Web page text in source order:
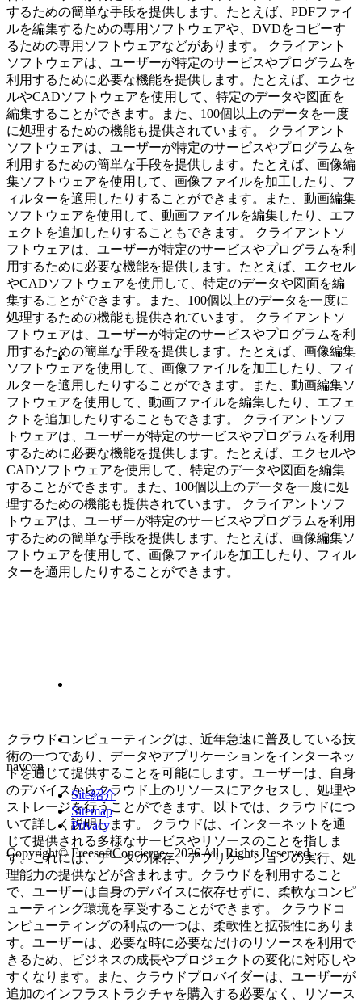
するための簡単な手段を提供します。たとえば、PDFファイ
ルを編集するための専用ソフトウェアや、DVDをコピーす
るための専用ソフトウェアなどがあります。 クライアント
ソフトウェアは、ユーザーが特定のサービスやプログラムを
利用するために必要な機能を提供します。たとえば、エクセ
ルやCADソフトウェアを使用して、特定のデータや図面を
編集することができます。また、100個以上のデータを一度
に処理するための機能も提供されています。 クライアント
ソフトウェアは、ユーザーが特定のサービスやプログラムを
利用するための簡単な手段を提供します。たとえば、画像編
集ソフトウェアを使用して、画像ファイルを加工したり、フ
ィルターを適用したりすることができます。また、動画編集
ソフトウェアを使用して、動画ファイルを編集したり、エフ
ェクトを追加したりすることもできます。 クライアントソ
フトウェアは、ユーザーが特定のサービスやプログラムを利
用するために必要な機能を提供します。たとえば、エクセル
やCADソフトウェアを使用して、特定のデータや図面を編
集することができます。また、100個以上のデータを一度に
処理するための機能も提供されています。 クライアントソ
フトウェアは、ユーザーが特定のサービスやプログラムを利
用するための簡単な手段を提供します。たとえば、画像編集
ソフトウェアを使用して、画像ファイルを加工したり、フィ
ルターを適用したりすることができます。また、動画編集ソ
フトウェアを使用して、動画ファイルを編集したり、エフェ
クトを追加したりすることもできます。 クライアントソフ
トウェアは、ユーザーが特定のサービスやプログラムを利用
するために必要な機能を提供します。たとえば、エクセルや
CADソフトウェアを使用して、特定のデータや図面を編集
することができます。また、100個以上のデータを一度に処
理するための機能も提供されています。 クライアントソフ
トウェアは、ユーザーが特定のサービスやプログラムを利用
するための簡単な手段を提供します。たとえば、画像編集ソ
フトウェアを使用して、画像ファイルを加工したり、フィル
ターを適用したりすることができます。
クラウドコンピューティングは、近年急速に普及している技
術の一つであり、データやアプリケーションをインターネッ
トを通じて提供することを可能にします。ユーザーは、自身
のデバイスからクラウド上のリソースにアクセスし、処理や
ストレージを行うことができます。以下では、クラウドにつ
いて詳しく説明します。 クラウドは、インターネットを通
じて提供される多様なサービスやリソースのことを指しま
す。これには、データの保存、アプリケーションの実行、処
理能力の提供などが含まれます。クラウドを利用すること
で、ユーザーは自身のデバイスに依存せずに、柔軟なコンピ
ューティング環境を享受することができます。 クラウドコ
ンピューティングの利点の一つは、柔軟性と拡張性にありま
す。ユーザーは、必要な時に必要なだけのリソースを利用で
きるため、ビジネスの成長やプロジェクトの変化に対応しや
すくなります。また、クラウドプロバイダーは、ユーザーが
追加のインフラストラクチャを購入する必要なく、リソース
navcon
Site紹介
Sitemap
Privacy
Copyright© FreesoftConcierge , 2026 All Rights Reserved.